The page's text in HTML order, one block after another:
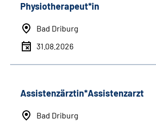
Physiotherapeut*in
Bad Driburg
31.08.2026
Assistenzärztin*Assistenzarzt
Bad Driburg